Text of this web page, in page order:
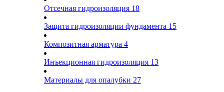
Отсечная гидроизоляция 18
Защита гидроизоляции фундамента 15
Композитная арматура 4
Инъекционная гидроизоляция 13
Материалы для опалубки 27